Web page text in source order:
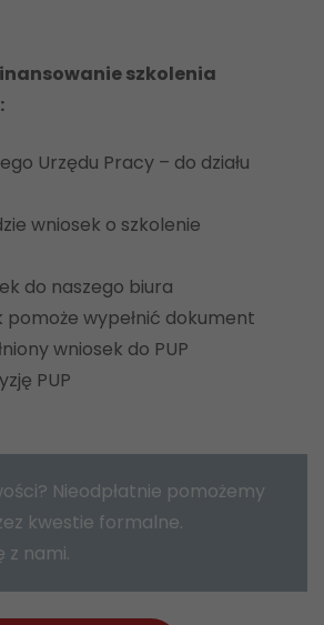
szkolenia
Urzędu Pracy – do działu
wniosek o szkolenie
do naszego biura
pomoże wypełnić dokument
wniosek do PUP
PUP
Nieodpłatnie pomożemy
kwestie formalne.
z nami.